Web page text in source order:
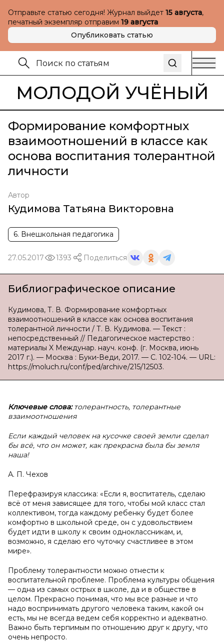
Отправьте статью сегодня! Журнал выйдет 15 августа,
печатный экземпляр отправим 19 августа
Опубликовать статью
МОЛОДОЙ УЧЁНЫЙ
Формирование комфортных
взаимоотношений в классе как
основа воспитания толерантной
личности
Автор
Кудимова Татьяна Викторовна
6. Внешкольная педагогика
27.05.2017 1393 Поделиться
Библиографическое описание
Кудимова, Т. В. Формирование комфортных
взаимоотношений в классе как основа воспитания
толерантной личности / Т. В. Кудимова. — Текст :
непосредственный // Педагогическое мастерство :
материалы X Междунар. науч. конф. (г. Москва, июнь
2017 г.). — Москва : Буки-Веди, 2017. — С. 102-104. — URL:
https://moluch.ru/conf/ped/archive/215/12503.
Ключевые слова:толерантность, толерантные
взаимоотношения
Если каждый человек на кусочке своей земли сделал
бы всё, что он может, как прекрасна была бы земля
наша!
А. П. Чехов
Перефразируя классика: «Если я, воспитатель, сделаю
всё от меня зависящее для того, чтобы мой класс стал
коллективом, тогда каждому ребенку будет более
комфортно в школьной среде, он с удовольствием
будет идти в школу к своим одноклассникам, и,
возможно, я сделаю его чуточку счастливее в этом
мире».
Проблему толерантности можно отнести к
воспитательной проблеме. Проблема культуры общения
— одна из самых острых в школе, да и в обществе в
целом. Прекрасно понимая, что мы все разные и что
надо воспринимать другого человека таким, какой он
есть, мы не всегда ведем себя корректно и адекватно.
Важно быть терпимым по отношению друг к другу, что
очень непросто.